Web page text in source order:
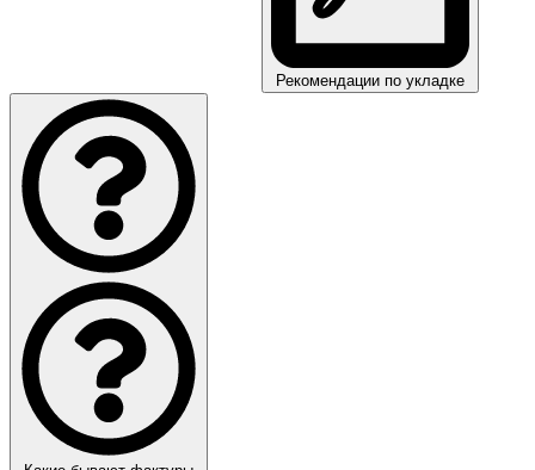
Рекомендации по укладке